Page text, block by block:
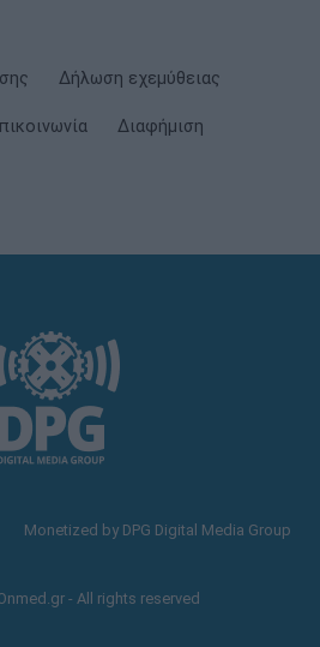
Δήλωση εχεμύθειας
Διαφήμιση
Monetized by DPG Digital Media Group
- All rights reserved